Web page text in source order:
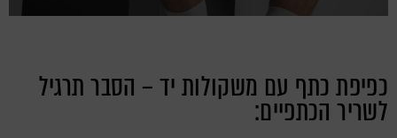
כפיפת כתף עם משקולות יד – הסבר תרגיל
לשריר הכתפיים: